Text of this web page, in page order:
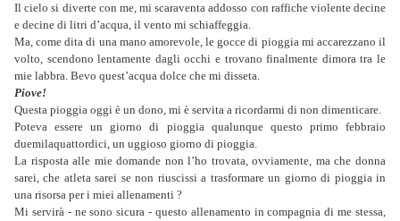
Il cielo si diverte con me, mi scaraventa addosso con raffiche violente decine
e decine di litri d’acqua, il vento mi schiaffeggia.
Ma, come dita di una mano amorevole, le gocce di pioggia mi accarezzano il
volto, scendono lentamente dagli occhi e trovano finalmente dimora tra le
mie labbra. Bevo quest’acqua dolce che mi disseta.
Piove!
Questa pioggia oggi è un dono, mi è servita a ricordarmi di non dimenticare.
Poteva essere un giorno di pioggia qualunque questo primo febbraio
duemilaquattordici, un uggioso giorno di pioggia.
La risposta alle mie domande non l’ho trovata, ovviamente, ma che donna
sarei, che atleta sarei se non riuscissi a trasformare un giorno di pioggia in
una risorsa per i miei allenamenti ?
Mi servirà - ne sono sicura - questo allenamento in compagnia di me stessa,